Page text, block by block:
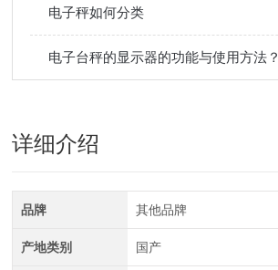
电子秤如何分类
电子台秤的显示器的功能与使用方法？
详细介绍
品牌 其他品牌
产地类别 国产